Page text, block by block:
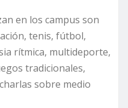
en los campus son
tenis, fútbol,
rítmica, multideporte,
tradicionales,
sobre medio